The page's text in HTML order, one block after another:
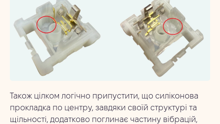
Також цілком логічно припустити, що силіконова
прокладка по центру, завдяки своїй структурі та
щільності, додатково поглинає частину вібрацій,